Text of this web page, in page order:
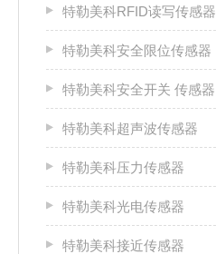
特勒美科RFID读写传感器
特勒美科安全限位传感器
特勒美科安全开关 传感器
特勒美科超声波传感器
特勒美科压力传感器
特勒美科光电传感器
特勒美科接近传感器